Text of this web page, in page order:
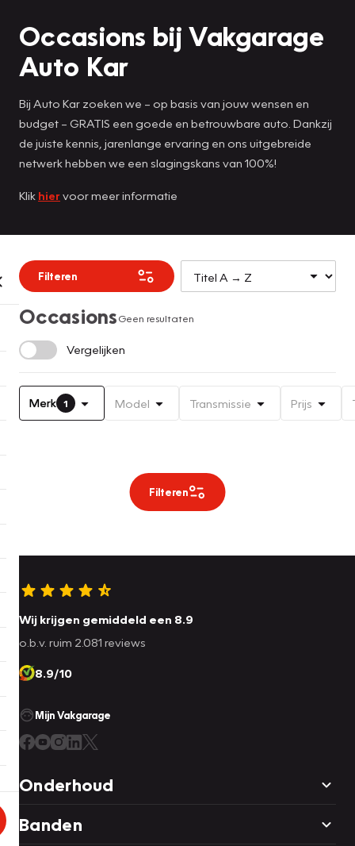
Occasions bij Vakgarage
Auto Kar
Bij Auto Kar zoeken we – op basis van jouw wensen en
budget – GRATIS een goede en betrouwbare auto. Dankzij
de juiste kennis, jarenlange ervaring en ons uitgebreide
netwerk hebben we een slagingskans van 100%!
Klik hiervoor meer informatie
Filteren
OccasionsGeen resultaten
Vergelijken
Merk 1 Model Transmissie Prijs
Filteren
Wij krijgen gemiddeld een 8.9
o.b.v. ruim 2.081 reviews
8.9/10
Mijn Vakgarage
Onderhoud
Banden